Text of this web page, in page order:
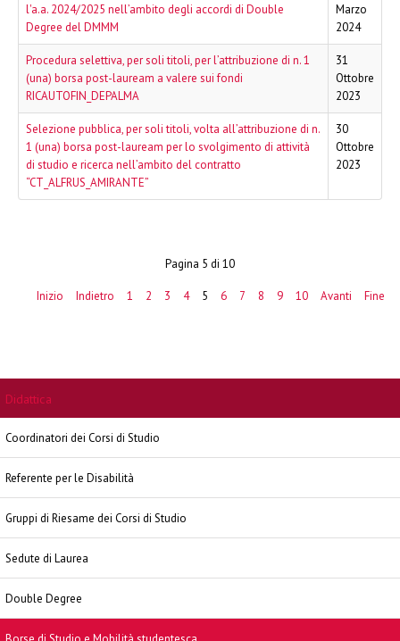
l'a.a. 2024/2025 nell’ambito degli accordi di Double
Degree del DMMM
Marzo
2024
Procedura selettiva, per soli titoli, per l’attribuzione di n. 1
(una) borsa post-lauream a valere sui fondi
RICAUTOFIN_DEPALMA
31
Ottobre
2023
Selezione pubblica, per soli titoli, volta all’attribuzione di n.
1 (una) borsa post-lauream per lo svolgimento di attività
di studio e ricerca nell’ambito del contratto
“CT_ALFRUS_AMIRANTE”
30
Ottobre
2023
Pagina 5 di 10
Inizio Indietro 1 2 3 4 5 6 7 8 9 10 Avanti Fine
Didattica
Coordinatori dei Corsi di Studio
Referente per le Disabilità
Gruppi di Riesame dei Corsi di Studio
Sedute di Laurea
Double Degree